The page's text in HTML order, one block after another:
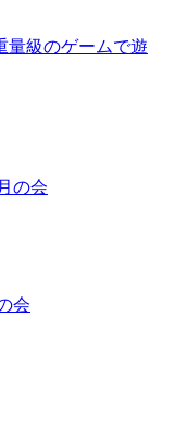
量級のゲームで遊
の会
会